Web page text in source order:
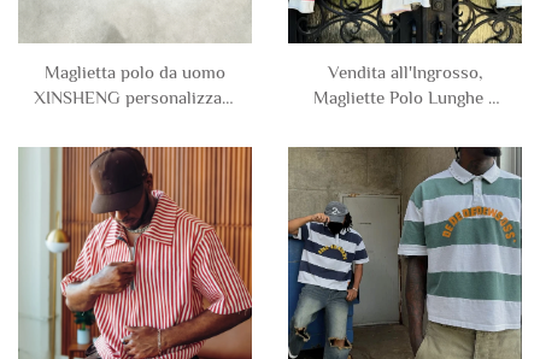
Maglietta polo da uomo
XINSHENG personalizzata
con ricamo, maniche
lunghe, stile vintage
destrutturato con strisce,
taglio corto
Vendita all'Ingrosso,
Magliette Polo Lunghe a
Corto, in Cotone Terry
Francese, con Strass e
Righe, Taglio Oversize,
Unisex, Personalizzate per
Uomo